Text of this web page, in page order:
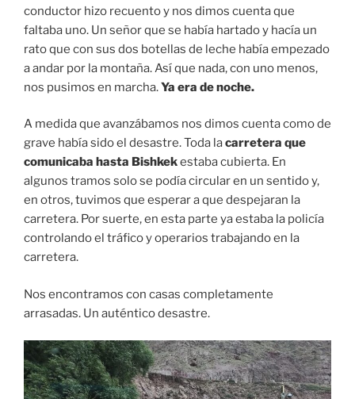
conductor hizo recuento y nos dimos cuenta que
faltaba uno. Un señor que se había hartado y hacía un
rato que con sus dos botellas de leche había empezado
a andar por la montaña. Así que nada, con uno menos,
nos pusimos en marcha.Ya era de noche.
A medida que avanzábamos nos dimos cuenta como de
grave había sido el desastre. Toda lacarretera que
comunicaba hasta Bishkekestaba cubierta. En
algunos tramos solo se podía circular en un sentido y,
en otros, tuvimos que esperar a que despejaran la
carretera. Por suerte, en esta parte ya estaba la policía
controlando el tráfico y operarios trabajando en la
carretera.
Nos encontramos con casas completamente
arrasadas. Un auténtico desastre.